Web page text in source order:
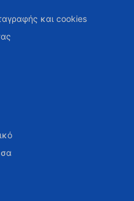
και cookies